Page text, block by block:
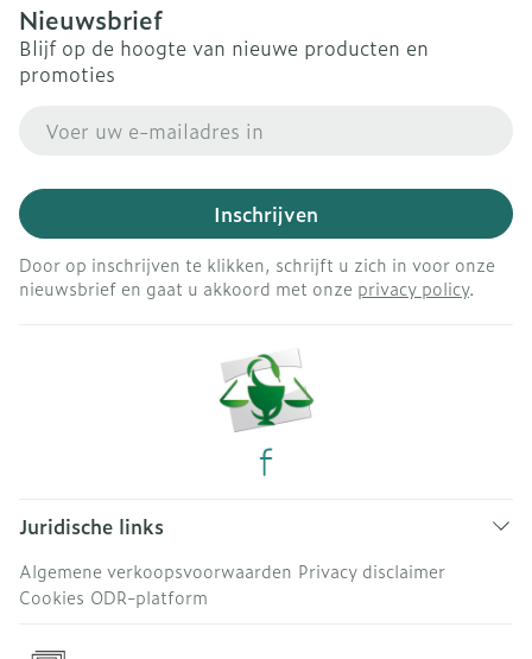
Nieuwsbrief
Blijf op de hoogte van nieuwe producten en
promoties
Inschrijven
Door op inschrijven te klikken, schrijft u zich in voor onze
nieuwsbrief en gaat u akkoord met onze privacy policy.
Juridische links
Algemene verkoopsvoorwaarden Privacy disclaimer
Cookies ODR-platform